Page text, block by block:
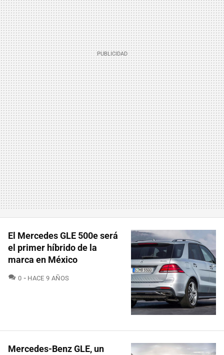
El Mercedes GLE 500e será
el primer híbrido de la
marca en México
0 COMENTARIOS
HACE 9 AÑOS
Mercedes-Benz GLE, un